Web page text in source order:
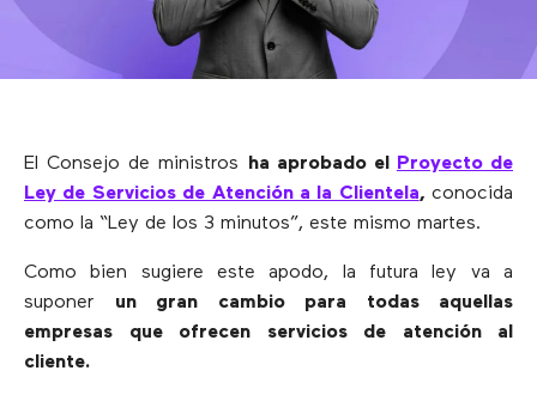
El Consejo de ministros ha aprobado el Proyecto de
Ley de Servicios de Atención a la Clientela, conocida
como la “Ley de los 3 minutos”, este mismo martes.
Como bien sugiere este apodo, la futura ley va a
suponer un gran cambio para todas aquellas
empresas que ofrecen servicios de atención al
cliente.